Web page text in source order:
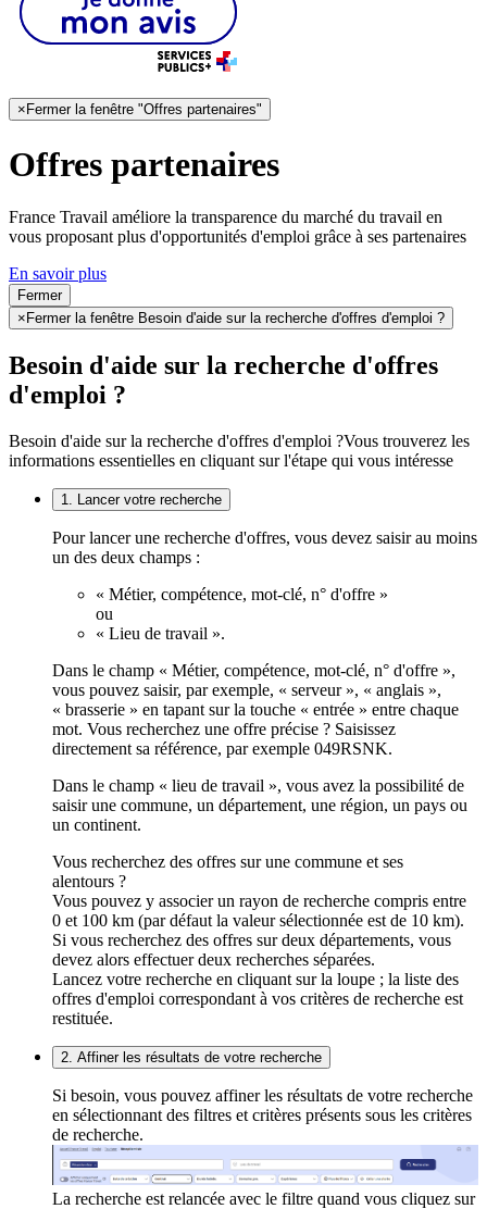
× Fermer la fenêtre "Offres partenaires"
Offres partenaires
France Travail améliore la transparence du marché du travail en
vous proposant plus d'opportunités d'emploi grâce à ses partenaires
En savoir plus
Fermer
× Fermer la fenêtre Besoin d'aide sur la recherche d'offres d'emploi ?
Besoin d'aide sur la recherche d'offres
d'emploi ?
Besoin d'aide sur la recherche d'offres d'emploi ?Vous trouverez les
informations essentielles en cliquant sur l'étape qui vous intéresse
1. Lancer votre recherche
Pour lancer une recherche d'offres, vous devez saisir au moins
un des deux champs :
« Métier, compétence, mot-clé, n° d'offre »
ou
« Lieu de travail ».
Dans le champ « Métier, compétence, mot-clé, n° d'offre »,
vous pouvez saisir, par exemple, « serveur », « anglais »,
« brasserie » en tapant sur la touche « entrée » entre chaque
mot. Vous recherchez une offre précise ? Saisissez
directement sa référence, par exemple 049RSNK.
Dans le champ « lieu de travail », vous avez la possibilité de
saisir une commune, un département, une région, un pays ou
un continent.
Vous recherchez des offres sur une commune et ses
alentours ?
Vous pouvez y associer un rayon de recherche compris entre
0 et 100 km (par défaut la valeur sélectionnée est de 10 km).
Si vous recherchez des offres sur deux départements, vous
devez alors effectuer deux recherches séparées.
Lancez votre recherche en cliquant sur la loupe ; la liste des
offres d'emploi correspondant à vos critères de recherche est
restituée.
2. Affiner les résultats de votre recherche
Si besoin, vous pouvez affiner les résultats de votre recherche
en sélectionnant des filtres et critères présents sous les critères
de recherche.
La recherche est relancée avec le filtre quand vous cliquez sur